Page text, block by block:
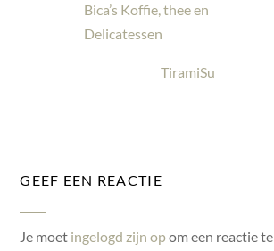
Bica’s Koffie, thee en
Delicatessen
TiramiSu
GEEF EEN REACTIE
Je moet ingelogd zijn opom een reactie te